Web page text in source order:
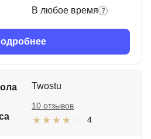
В любое время
Twostu
4
10 отзывов